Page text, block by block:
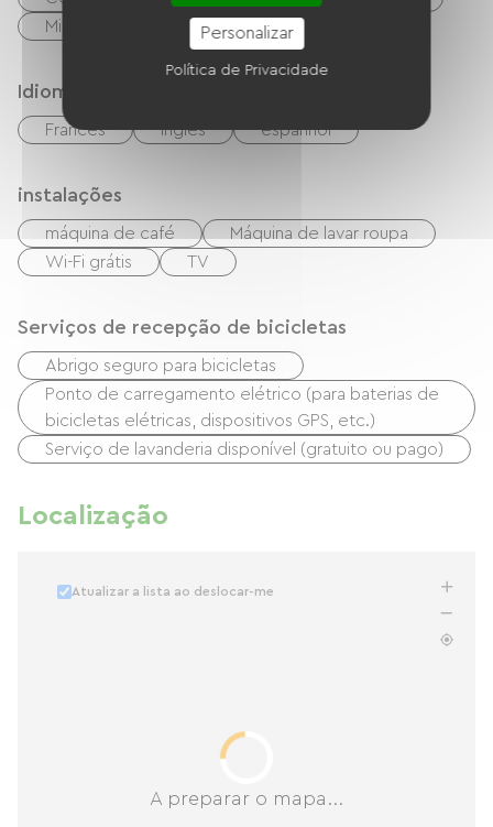
Micro-ondas
Quatro
Idiomas
Francês inglês espanhol
instalações
máquina de café
Máquina de lavar roupa
Wi-Fi grátis
TV
Serviços de recepção de bicicletas
Abrigo seguro para bicicletas
Ponto de carregamento elétrico (para baterias de
bicicletas elétricas, dispositivos GPS, etc.)
Serviço de lavanderia disponível (gratuito ou pago)
Localização
A preparar o mapa...
Atualizar a lista ao deslocar-me
Personalizar
Política de Privacidade